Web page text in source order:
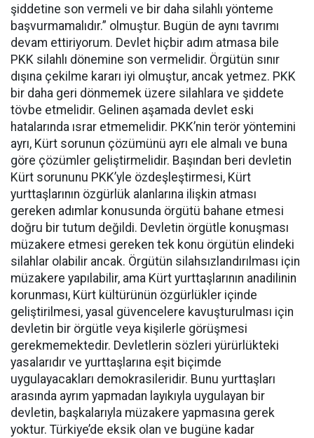
şiddetine son vermeli ve bir daha silahlı yönteme
başvurmamalıdır.” olmuştur. Bugün de aynı tavrımı
devam ettiriyorum. Devlet hiçbir adım atmasa bile
PKK silahlı dönemine son vermelidir. Örgütün sınır
dışına çekilme kararı iyi olmuştur, ancak yetmez. PKK
bir daha geri dönmemek üzere silahlara ve şiddete
tövbe etmelidir. Gelinen aşamada devlet eski
hatalarında ısrar etmemelidir. PKK’nin terör yöntemini
ayrı, Kürt sorunun çözümünü ayrı ele almalı ve buna
göre çözümler geliştirmelidir. Başından beri devletin
Kürt sorununu PKK’yle özdeşleştirmesi, Kürt
yurttaşlarının özgürlük alanlarına ilişkin atması
gereken adımlar konusunda örgütü bahane etmesi
doğru bir tutum değildi. Devletin örgütle konuşması
müzakere etmesi gereken tek konu örgütün elindeki
silahlar olabilir ancak. Örgütün silahsızlandırılması için
müzakere yapılabilir, ama Kürt yurttaşlarının anadilinin
korunması, Kürt kültürünün özgürlükler içinde
geliştirilmesi, yasal güvencelere kavuşturulması için
devletin bir örgütle veya kişilerle görüşmesi
gerekmemektedir. Devletlerin sözleri yürürlükteki
yasalarıdır ve yurttaşlarına eşit biçimde
uygulayacakları demokrasileridir. Bunu yurttaşları
arasında ayrım yapmadan layıkıyla uygulayan bir
devletin, başkalarıyla müzakere yapmasına gerek
yoktur. Türkiye’de eksik olan ve bugüne kadar